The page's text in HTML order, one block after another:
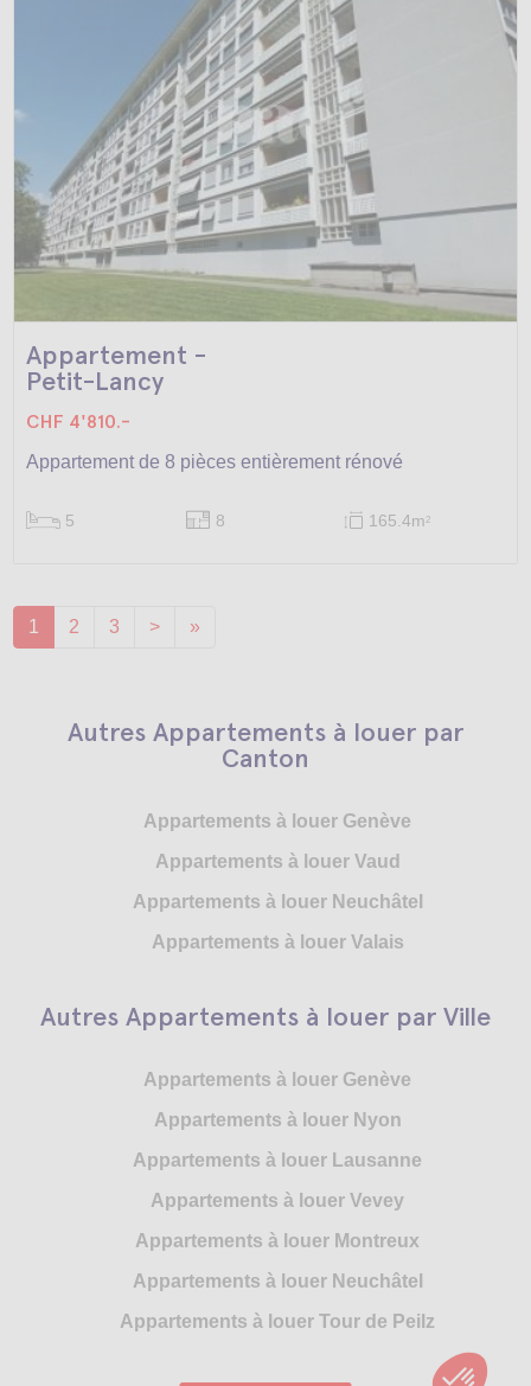
Appartement -
Petit-Lancy
CHF 4'810.-
Appartement de 8 pièces entièrement rénové
5 8 165.4m2
1 2 3 > »
Autres Appartements à louer par
Canton
Appartements à louer Genève
Appartements à louer Vaud
Appartements à louer Neuchâtel
Appartements à louer Valais
Autres Appartements à louer par Ville
Appartements à louer Genève
Appartements à louer Nyon
Appartements à louer Lausanne
Appartements à louer Vevey
Appartements à louer Montreux
Appartements à louer Neuchâtel
Appartements à louer Tour de Peilz